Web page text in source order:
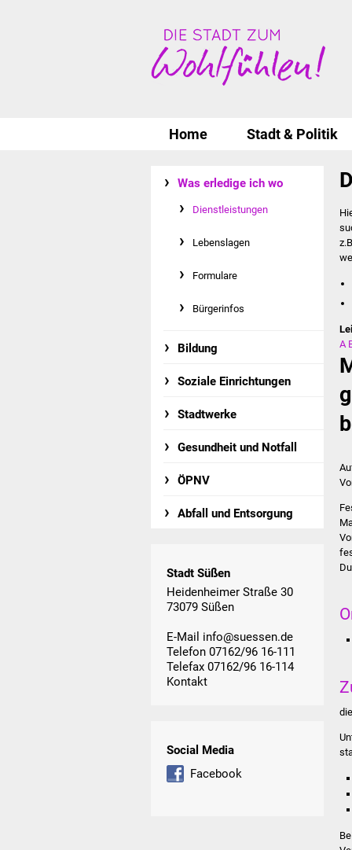
Home Stadt & Politik
Was erledige ich wo
Dienstleistungen
Lebenslagen
Formulare
Bürgerinfos
Bildung
Soziale Einrichtungen
Stadtwerke
Gesundheit und Notfall
ÖPNV
Abfall und Entsorgung
Stadt Süßen
Heidenheimer Straße 30
73079 Süßen
E-Mail info@suessen.de
Telefon 07162/96 16-111
Telefax 07162/96 16-114
Kontakt
Social Media
Facebook
A